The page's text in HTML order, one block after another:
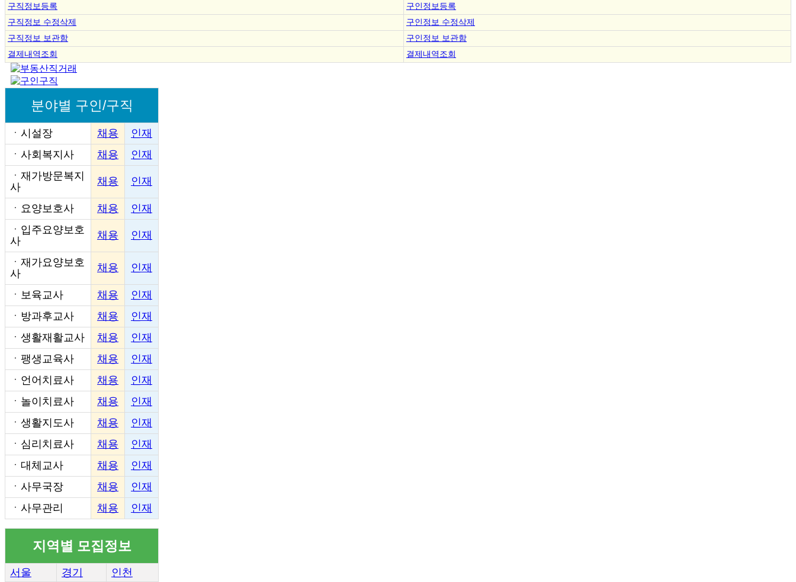
구직정보등록
구인정보등록
구직정보 수정삭제
구인정보 수정삭제
구직정보 보관함
구인정보 보관함
결제내역조회
결제내역조회
분야별 구인/구직
ㆍ 시설장 채용
인재
ㆍ 사회복지사 채용
인재
ㆍ 재가방문복지
사
채용 인재
ㆍ 요양보호사 채용
인재
ㆍ 입주요양보호
사
채용 인재
ㆍ 재가요양보호
사
채용 인재
ㆍ 보육교사 채용
인재
ㆍ 방과후교사 채용
인재
ㆍ 생활재활교사 채용
인재
ㆍ 팽생교육사 채용
인재
ㆍ 언어치료사 채용
인재
ㆍ 놀이치료사 채용
인재
ㆍ 생활지도사 채용
인재
ㆍ 심리치료사 채용
인재
ㆍ 대체교사 채용
인재
ㆍ 사무국장 채용
인재
ㆍ 사무관리 채용 인재
지역별 모집정보
서울 경기
인천